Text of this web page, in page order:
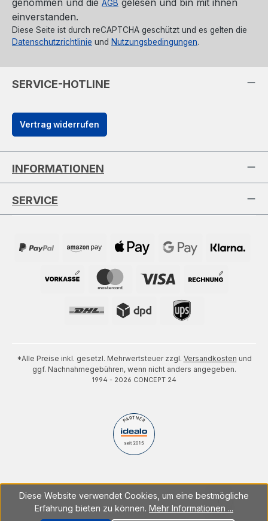
genommen und die AGB gelesen und bin mit ihnen
einverstanden.
Diese Seite ist durch reCAPTCHA geschützt und es gelten die
Datenschutzrichtlinie und Nutzungsbedingungen.
SERVICE-HOTLINE
Vertrag widerrufen
INFORMATIONEN
SERVICE
*Alle Preise inkl. gesetzl. Mehrwertsteuer zzgl. Versandkosten und
ggf. Nachnahmegebühren, wenn nicht anders angegeben.
1994 - 2026 CONCEPT 24
Diese Website verwendet Cookies, um eine bestmögliche
Erfahrung bieten zu können. Mehr Informationen ...